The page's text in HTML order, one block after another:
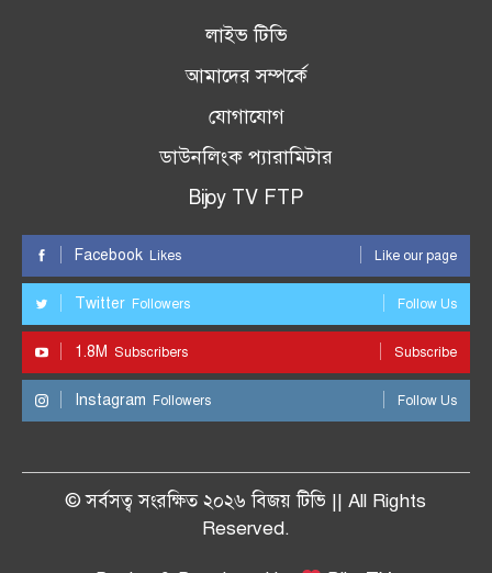
লাইভ টিভি
আমাদের সম্পর্কে
যোগাযোগ
ডাউনলিংক প্যারামিটার
Bijoy TV FTP
Facebook Likes Like our page
Twitter Followers Follow Us
1.8M Subscribers Subscribe
Instagram Followers Follow Us
© সর্বসত্ব সংরক্ষিত ২০২৬ বিজয় টিভি || All Rights
Reserved.